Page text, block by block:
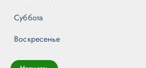
Суббота
Воскресенье